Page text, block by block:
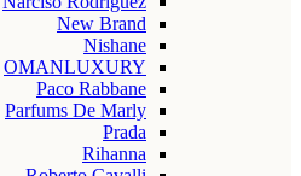
New Brand
Nishane
OMANLUXURY
Paco Rabbane
Parfums De Marly
Prada
Rihanna